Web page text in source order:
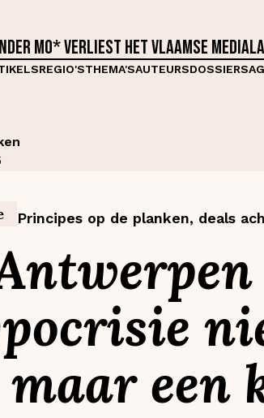
MO* verliest het Vlaamse
REGIO'STHEMA'SAUTEURSDOSSIERS
Principes op de planken, deals
een